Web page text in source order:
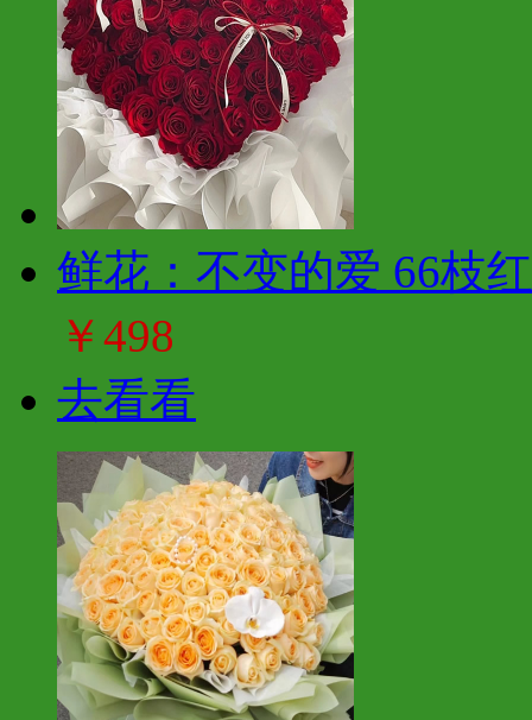
鲜花：不变的爱 66枝
￥498
去看看